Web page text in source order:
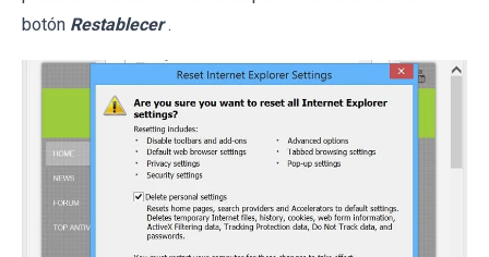
botón Restablecer .